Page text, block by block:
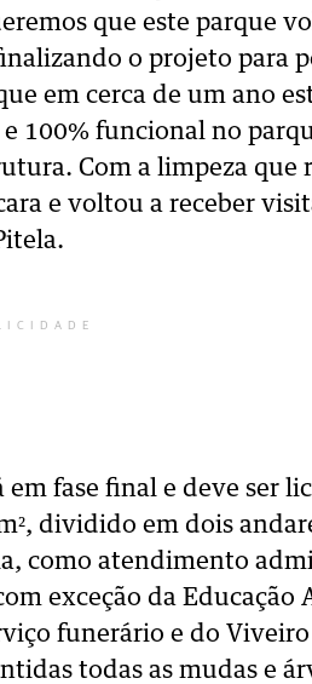
que este parque
o projeto para
em cerca de um ano
100% funcional no
Com a limpeza que
e voltou a receber
em fase final e deve ser
dividido em dois
como atendimento
exceção da Educação
funerário e do
todas as mudas e